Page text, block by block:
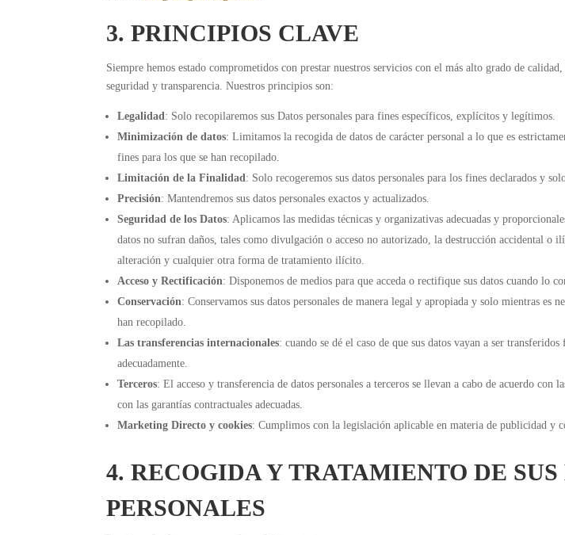
3. PRINCIPIOS CLAVE
Siempre hemos estado comprometidos con prestar nuestros servicios con el más alto grado de
seguridad y transparencia. Nuestros principios son:
Legalidad: Solo recopilaremos sus Datos personales para fines específicos, explícitos y legítimos.
Minimización de datos: Limitamos la recogida de datos de carácter personal a lo que es
fines para los que se han recopilado.
Limitación de la Finalidad: Solo recogeremos sus datos personales para los fines declarados y
Precisión: Mantendremos sus datos personales exactos y actualizados.
Seguridad de los Datos: Aplicamos las medidas técnicas y organizativas adecuadas y
datos no sufran daños, tales como divulgación o acceso no autorizado, la destrucción accidental o
alteración y cualquier otra forma de tratamiento ilícito.
Acceso y Rectificación: Disponemos de medios para que acceda o rectifique sus datos cuando lo
Conservación: Conservamos sus datos personales de manera legal y apropiada y solo mientras es
han recopilado.
Las transferencias internacionales: cuando se dé el caso de que sus datos vayan a ser
adecuadamente.
Terceros: El acceso y transferencia de datos personales a terceros se llevan a cabo de acuerdo con
con las garantías contractuales adecuadas.
Marketing Directo y cookies: Cumplimos con la legislación aplicable en materia de publicidad y
4. RECOGIDA Y TRATAMIENTO DE SUS
PERSONALES